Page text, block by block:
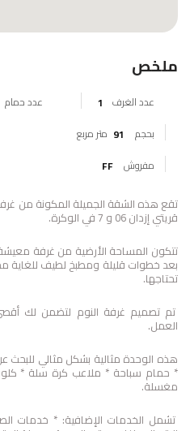
ملخص
عدد الغرف 1 ﻋدد ﺣﻣﺎم
بحجم
91 متر مربع
مفروش FF
تقع هذه الشقة الجميلة المكونة من
قريتي إزدان 06 و 7 في الوكرة.
تتكون المساحة الأرضية من غرفة
بعد خطوات قليلة ومطبخ لطيف للغاية
تحتاجها.
تم تصميم غرفة النوم لتضمن لك
العمل.
هذه الوحدة مثالية بشكل مثالي
* حمام سباحة * ملاعب كرة سلة *
مغسلة.
تشمل الخدمات الإضافية: * خدمات